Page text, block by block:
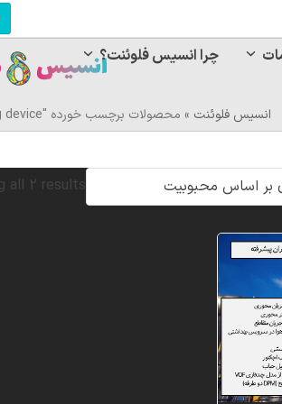
چرا انسیس فلوئنت؟
انسیس فلوئنت » محصولات برچسب خورده "rice drying device"
all 2 results